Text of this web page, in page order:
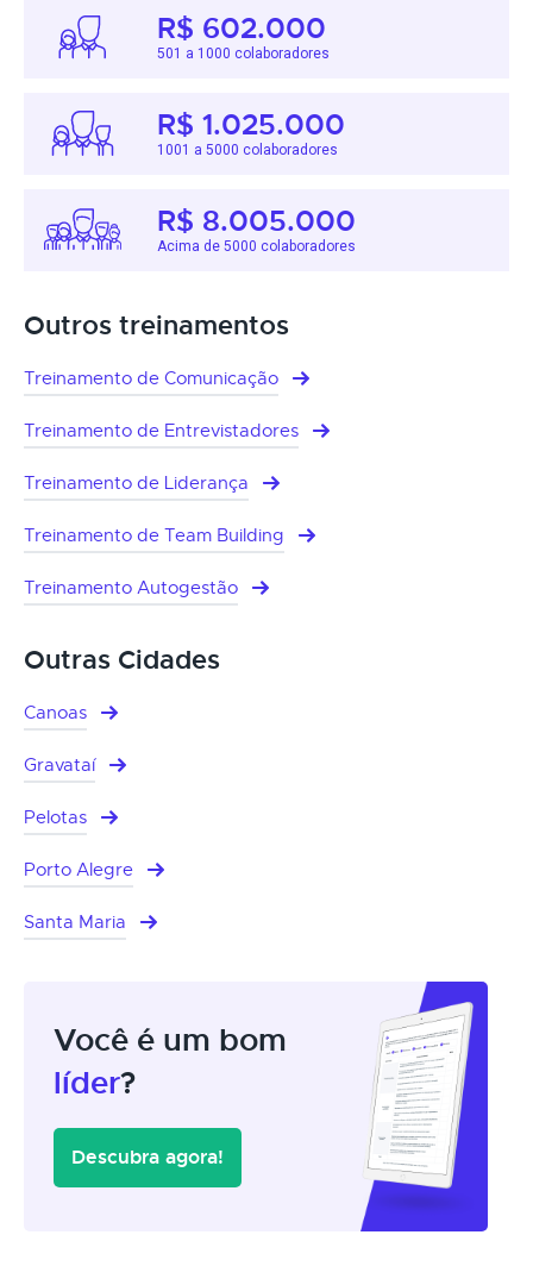
R$ 602.000
501 a 1000 colaboradores
R$ 1.025.000
1001 a 5000 colaboradores
R$ 8.005.000
Acima de 5000 colaboradores
Outros treinamentos
Treinamento de Comunicação
Treinamento de Entrevistadores
Treinamento de Liderança
Treinamento de Team Building
Treinamento Autogestão
Outras Cidades
Canoas
Gravataí
Pelotas
Porto Alegre
Santa Maria
Você é um bom
líder?
Descubra agora!